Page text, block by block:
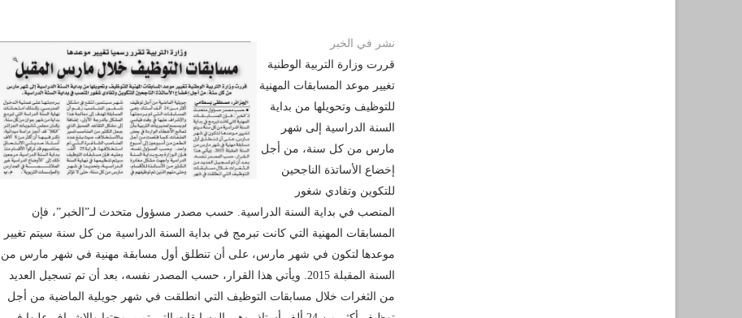
نشر في الخبر
قررت وزارة التربية الوطنية
تغيير موعد المسابقات المهنية
للتوظيف وتحويلها من بداية
السنة الدراسية إلى شهر
مارس من كل سنة، من أجل
إخضاع الأساتذة الناجحين
للتكوين وتفادي شغور
المنصب في بداية السنة الدراسية. حسب مصدر مسؤول متحدث لـ”الخبر”، فإن
المسابقات المهنية التي كانت تبرمج في بداية السنة الدراسية من كل سنة سيتم تغيير
موعدها لتكون في شهر مارس، على أن تنطلق أول مسابقة مهنية في شهر مارس من
السنة المقبلة 2015. ويأتي هذا القرار، حسب المصدر نفسه، بعد أن تم تسجيل العديد
من الثغرات خلال مسابقات التوظيف التي انطلقت في شهر جويلية الماضية من أجل